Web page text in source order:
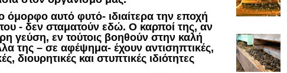
αυτό φυτό- ιδιαίτερα την εποχή
- δεν σταματούν εδώ. Ο καρποί της, αν
γεύση, εν τούτοις βοηθούν στην καλή
της – σε αφέψημα- έχουν αντισηπτικές,
διουρητικές και στυπτικές ιδιότητες